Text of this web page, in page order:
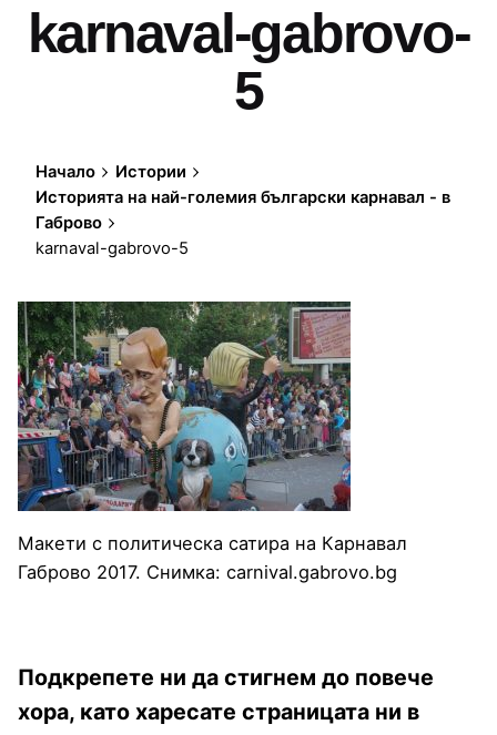
karnaval-gabrovo-
5
Начало
Истории
Историята на най-големия български карнавал - в
Габрово
karnaval-gabrovo-5
Макети с политическа сатира на Карнавал
Габрово 2017. Снимка: carnival.gabrovo.bg
Подкрепете ни да стигнем до повече
хора, като харесате страницата ни в